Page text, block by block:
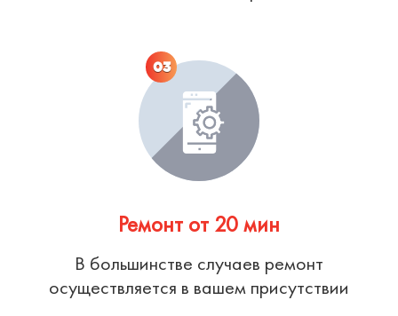
03
Ремонт от 20 мин
В большинстве случаев ремонт
осуществляется в вашем присутствии